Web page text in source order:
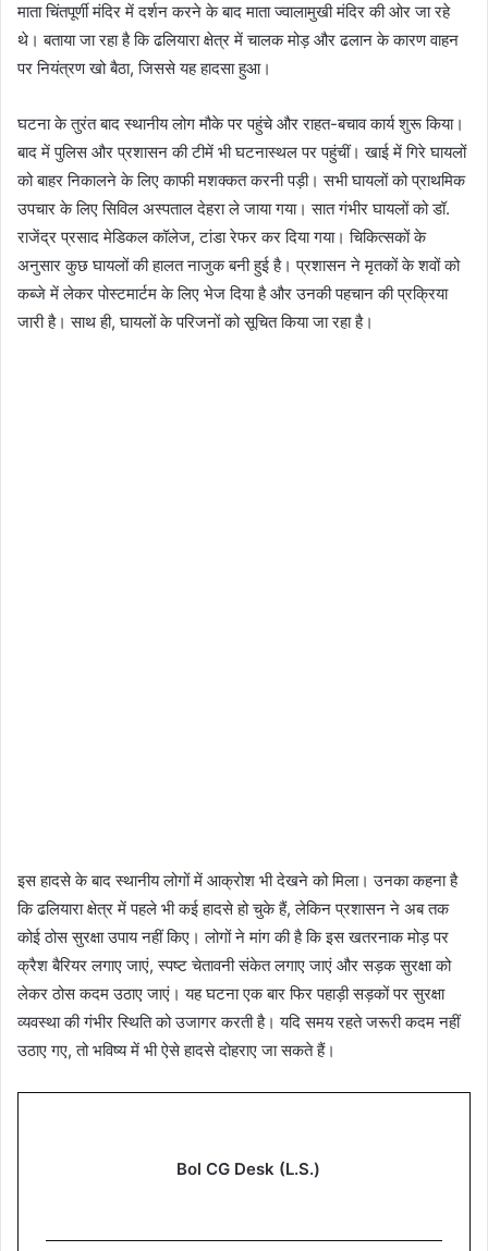
माता चिंतपूर्णी मंदिर में दर्शन करने के बाद माता ज्वालामुखी मंदिर की ओर जा रहे
थे। बताया जा रहा है कि ढलियारा क्षेत्र में चालक मोड़ और ढलान के कारण वाहन
पर नियंत्रण खो बैठा, जिससे यह हादसा हुआ।
घटना के तुरंत बाद स्थानीय लोग मौके पर पहुंचे और राहत-बचाव कार्य शुरू किया।
बाद में पुलिस और प्रशासन की टीमें भी घटनास्थल पर पहुंचीं। खाई में गिरे घायलों
को बाहर निकालने के लिए काफी मशक्कत करनी पड़ी। सभी घायलों को प्राथमिक
उपचार के लिए सिविल अस्पताल देहरा ले जाया गया। सात गंभीर घायलों को डॉ.
राजेंद्र प्रसाद मेडिकल कॉलेज, टांडा रेफर कर दिया गया। चिकित्सकों के
अनुसार कुछ घायलों की हालत नाजुक बनी हुई है। प्रशासन ने मृतकों के शवों को
कब्जे में लेकर पोस्टमार्टम के लिए भेज दिया है और उनकी पहचान की प्रक्रिया
जारी है। साथ ही, घायलों के परिजनों को सूचित किया जा रहा है।
इस हादसे के बाद स्थानीय लोगों में आक्रोश भी देखने को मिला। उनका कहना है
कि ढलियारा क्षेत्र में पहले भी कई हादसे हो चुके हैं, लेकिन प्रशासन ने अब तक
कोई ठोस सुरक्षा उपाय नहीं किए। लोगों ने मांग की है कि इस खतरनाक मोड़ पर
क्रैश बैरियर लगाए जाएं, स्पष्ट चेतावनी संकेत लगाए जाएं और सड़क सुरक्षा को
लेकर ठोस कदम उठाए जाएं। यह घटना एक बार फिर पहाड़ी सड़कों पर सुरक्षा
व्यवस्था की गंभीर स्थिति को उजागर करती है। यदि समय रहते जरूरी कदम नहीं
उठाए गए, तो भविष्य में भी ऐसे हादसे दोहराए जा सकते हैं।
Bol CG Desk (L.S.)